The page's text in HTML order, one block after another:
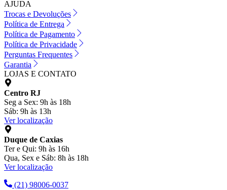
AJUDA
Trocas e Devoluções
Política de Entrega
Política de Pagamento
Política de Privacidade
Perguntas Frequentes
Garantia
LOJAS E CONTATO
Centro RJ
Seg a Sex: 9h às 18h
Sáb: 9h às 13h
Ver localização
Duque de Caxias
Ter e Qui: 9h às 16h
Qua, Sex e Sáb: 8h às 18h
Ver localização
(21) 98006-0037